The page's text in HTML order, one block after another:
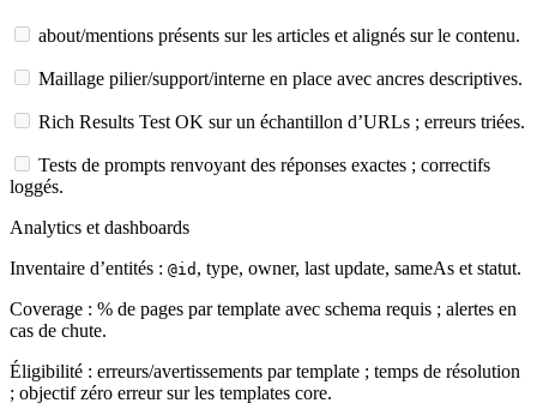
about/mentions présents sur les articles et alignés sur le contenu.
Maillage pilier/support/interne en place avec ancres descriptives.
Rich Results Test OK sur un échantillon d’URLs ; erreurs triées.
Tests de prompts renvoyant des réponses exactes ; correctifs
loggés.
Analytics et dashboards
Inventaire d’entités : @id , type, owner, last update, sameAs et statut.
Coverage : % de pages par template avec schema requis ; alertes en
cas de chute.
Éligibilité : erreurs/avertissements par template ; temps de résolution
; objectif zéro erreur sur les templates core.